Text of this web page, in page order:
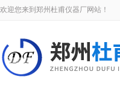
欢迎您来到郑州杜甫仪器厂网站！